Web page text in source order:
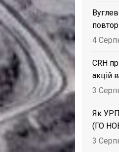
4
CRH
акцій
3
Як УРП
(ГО
3